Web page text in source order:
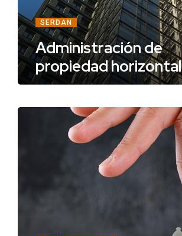
SERDAN
Administración de
propiedad horizontal